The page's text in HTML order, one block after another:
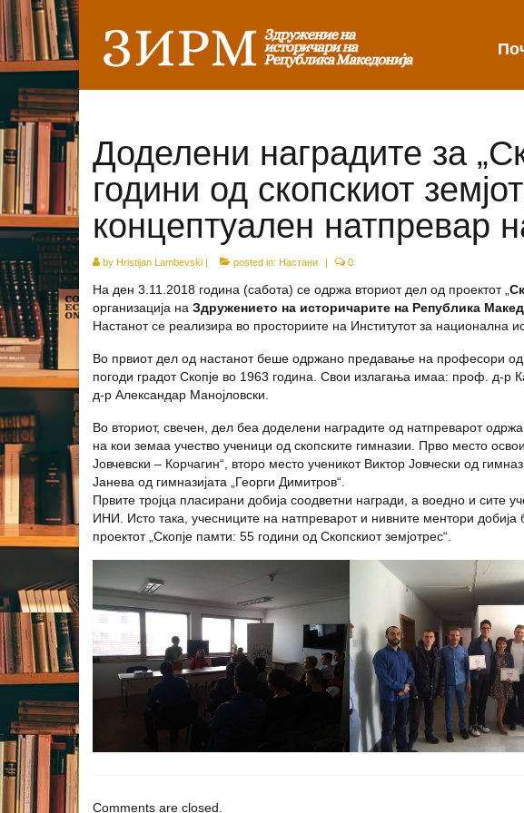
Доделени наградите за
години од скопскиот
концептуален натпревар
by Hristijan Lambevski | posted in: Настани | 0
На ден 3.11.2018 година (сабота) се одржа вториот дел од проeктот „
организација на Здружението на историчарите на Република
Настанот се реализира во просториите на Институтот за национална
Во првиот дел од настанот беше одржано предавање на професори
погоди градот Скопје во 1963 година. Свои излагања имаа: проф. д-р
д-р Александар Манојловски.
Во вториот, свечен, дел беа доделени наградите од натпреварот
на кои земаа учество ученици од скопските гимназии. Прво место
Јовчевски – Корчагин“, второ место ученикот Виктор Јовчески од
Јанева од гимназијата „Георги Димитров“.
Првите тројца пласирани добија соодветни награди, а воедно и сите
ИНИ. Исто така, учесниците на натпреварот и нивните ментори добија
проектот „Скопје памти: 55 години од Скопскиот земјотрес“.
Comments are closed.